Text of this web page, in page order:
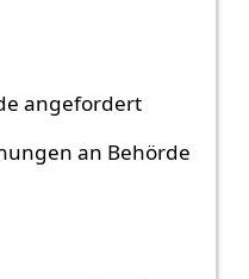
angefordert
an Behörde